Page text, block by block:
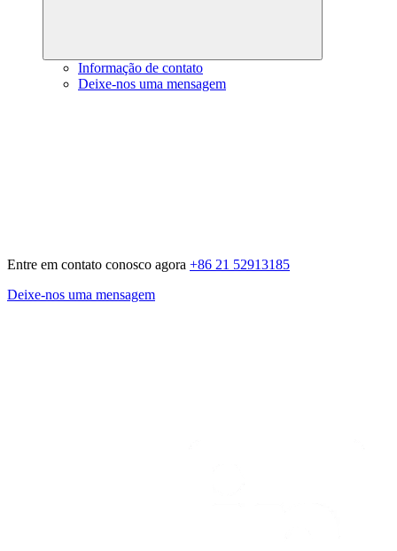
Informação de contato
Deixe-nos uma mensagem
Entre em contato conosco agora +86 21 52913185
Deixe-nos uma mensagem